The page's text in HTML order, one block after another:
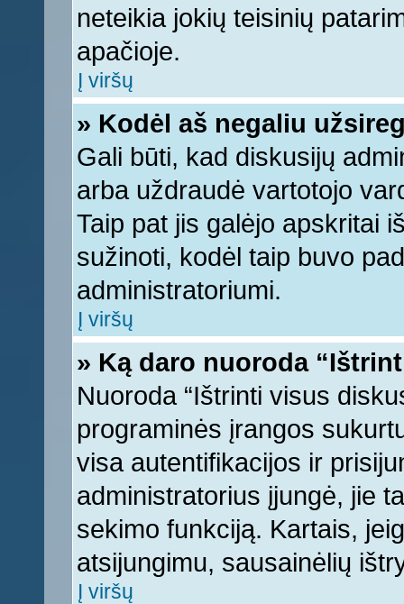
neteikia jokių teisinių
apačioje.
Į viršų
» Kodėl aš negaliu
Gali būti, kad diskusijų
arba uždraudė vartotojo
Taip pat jis galėjo apskritai
sužinoti, kodėl taip buvo
administratoriumi.
Į viršų
» Ką daro nuoroda
Nuoroda “Ištrinti visus
programinės įrangos
visa autentifikacijos ir
administratorius įjungė, jie
sekimo funkciją. Kartais,
atsijungimu, sausainėlių
Į viršų